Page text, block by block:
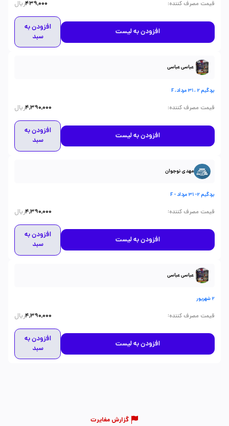
قیمت مصرف کننده:
439,000ریال
افزودن به لیست
افزودن به
سبد
عباسی عباسی
بردگیم 2 ، 31 مرداد، F
قیمت مصرف کننده:
4,390,000ریال
افزودن به لیست
افزودن به
سبد
مهدی نوجوان
بردگیم 2- 31 مرداد - F
قیمت مصرف کننده:
4,390,000ریال
افزودن به لیست
افزودن به
سبد
عباسی عباسی
2 شهریور
قیمت مصرف کننده:
4,390,000ریال
افزودن به لیست
افزودن به
سبد
گزارش مغایرت